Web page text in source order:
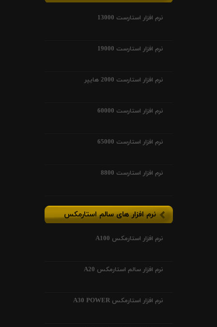
نرم افزار استارست 13000
نرم افزار استارست 19000
نرم افزار استارست 2000 هایپر
نرم افزار استارست 60000
نرم افزار استارست 65000
نرم افزار استارست 8800
نرم افزار های سالم استارمکس
نرم افزار استارمکس A100
نرم افزار سالم استارمکس A20
نرم افزار استارمکس A30 POWER